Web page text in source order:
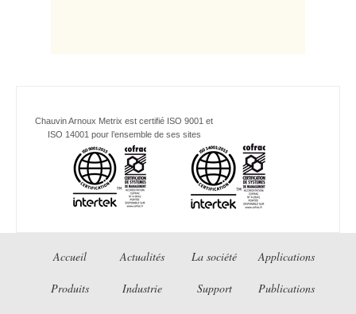
Chauvin Arnoux Metrix est certifié ISO 9001 et
ISO 14001 pour l’ensemble de ses sites
Accueil Actualités La société Applications
Produits Industrie Support Publications